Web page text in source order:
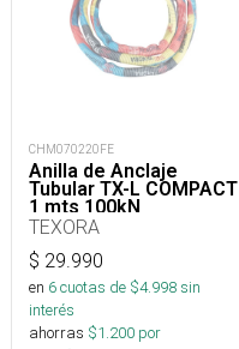
CHM070220FE
Anilla de Anclaje
Tubular TX-L COMPACT
1 mts 100kN
TEXORA
$ 29.990
en 6cuotas de $4.998sin
interés
ahorras $1.200 por